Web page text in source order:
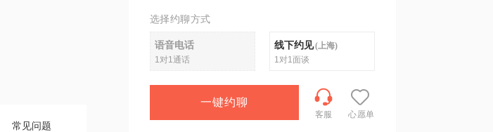
常见问题
选择约聊方式
语音电话
1对1通话
线下约见(上海)
1对1面谈
一键约聊
客服 心愿单